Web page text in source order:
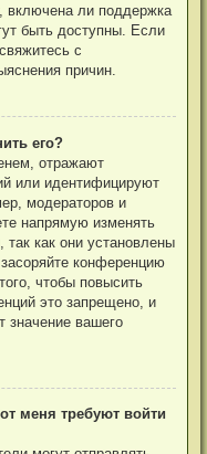
включена ли поддержка
быть доступны. Если
с
причин.
его?
отражают
или идентифицируют
модераторов и
напрямую изменять
как они установлены
конференцию
чтобы повысить
это запрещено, и
значение вашего
меня требуют войти